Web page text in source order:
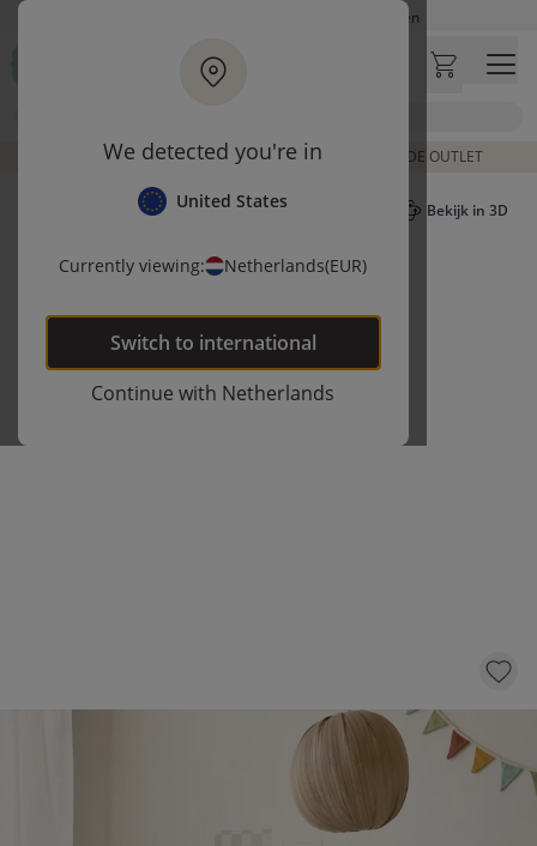
We detected you're in
United States
Currently viewing: Netherlands(EUR)
Switch to international
Continue with Netherlands
Ga naar hoofdinhoudOp werkdagen besteld, zelfde dag verzonden
Let op: vertraging bij PostNL. Levering duurt mogelijk langer
Bezoek onze concept store
DE LAATSTE ITEMS UIT VORIGE COLLECTIES | SHOP DE OUTLET
Bekijk in 3D
PEUTERBED «PLUME» | 70 X 140 CM |